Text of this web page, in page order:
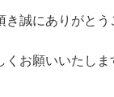
誠にありがとう
お願いいたしま